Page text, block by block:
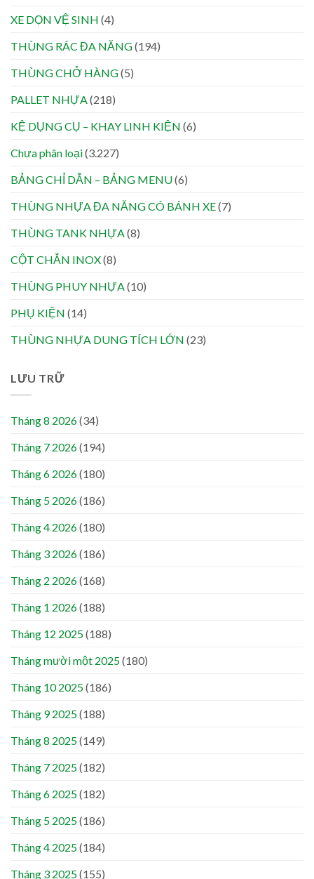
XE DỌN VỆ SINH (4)
THÙNG RÁC ĐA NĂNG(194)
THÙNG CHỞ HÀNG(5)
PALLET NHỰA (218)
KỆ DỤNG CỤ – KHAY LINH KIỆN (6)
Chưa phân loại(3.227)
BẢNG CHỈ DẪN – BẢNG MENU(6)
THÙNG NHỰA ĐA NĂNG CÓ BÁNH XE(7)
THÙNG TANK NHỰA (8)
CỘT CHẮN INOX(8)
THÙNG PHUY NHỰA (10)
PHỤ KIỆN (14)
THÙNG NHỰA DUNG TÍCH LỚN (23)
LƯU TRỮ
Tháng 8 2026(34)
Tháng 7 2026(194)
Tháng 6 2026(180)
Tháng 5 2026(186)
Tháng 4 2026(180)
Tháng 3 2026(186)
Tháng 2 2026(168)
Tháng 1 2026(188)
Tháng 12 2025(188)
Tháng mười một 2025(180)
Tháng 10 2025(186)
Tháng 9 2025(188)
Tháng 8 2025(149)
Tháng 7 2025(182)
Tháng 6 2025(182)
Tháng 5 2025(186)
Tháng 4 2025(184)
Tháng 3 2025(155)